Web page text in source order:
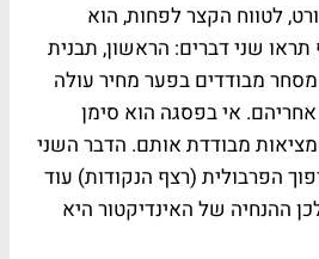
לטווח הקצר לפחות, הוא
על הגרף תראו שני דברים: הראשון, תבנית
מבודדים בפער מחיר עולה
אחריהם. אי בפסגה הוא סימן
מבודדת אותם. הדבר השני
הפרבולית (רצף הנקודות) עוד
ההנחיה של האינדיקטור היא